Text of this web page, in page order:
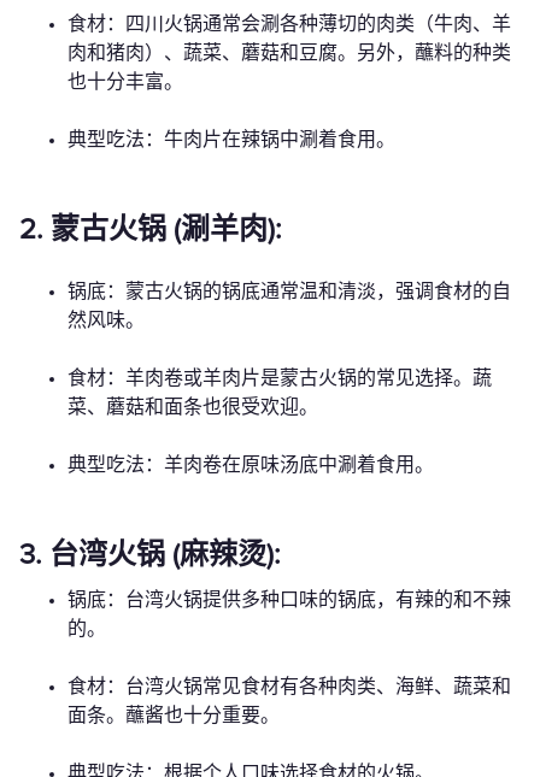
食材：四川火锅通常会涮各种薄切的肉类（牛肉、羊
肉和猪肉）、蔬菜、蘑菇和豆腐。另外，蘸料的种类
也十分丰富。
典型吃法：牛肉片在辣锅中涮着食用。
2. 蒙古火锅 (涮羊肉):
锅底：蒙古火锅的锅底通常温和清淡，强调食材的自
然风味。
食材：羊肉卷或羊肉片是蒙古火锅的常见选择。蔬
菜、蘑菇和面条也很受欢迎。
典型吃法：羊肉卷在原味汤底中涮着食用。
3. 台湾火锅 (麻辣烫):
锅底：台湾火锅提供多种口味的锅底，有辣的和不辣
的。
食材：台湾火锅常见食材有各种肉类、海鲜、蔬菜和
面条。蘸酱也十分重要。